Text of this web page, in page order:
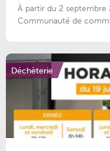
À partir du 2 septembre
Communauté de
Déchèterie